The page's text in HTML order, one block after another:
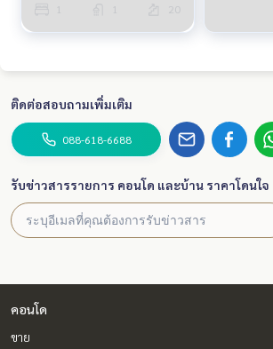
20
ติดต่อสอบถามเพิ่มเติม
088-618-6688
รับข่าวสารรายการ คอนโด และบ้าน ราคาโดนใจ
คอนโด
ขาย